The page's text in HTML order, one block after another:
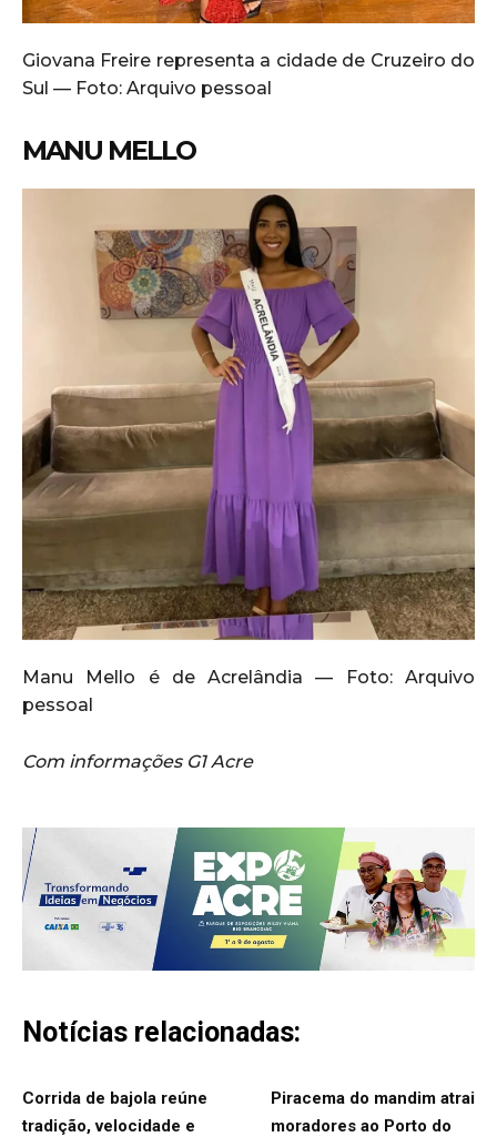
Giovana Freire representa a cidade de Cruzeiro do
Sul — Foto: Arquivo pessoal
MANU MELLO
Manu Mello é de Acrelândia — Foto: Arquivo
pessoal
Com informações G1 Acre
Notícias relacionadas:
Corrida de bajola reúne
tradição, velocidade e
Piracema do mandim atrai
moradores ao Porto do